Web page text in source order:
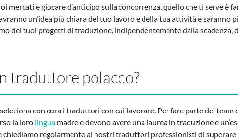
mercati e giocare d’anticipo sulla concorrenza, quello che ti serve è
un’idea più chiara del tuo lavoro e della tua attività e saranno
dei tuoi progetti di traduzione, indipendentemente dalla scadenza,
traduttore polacco?
seleziona con cura i traduttori con cui lavorare. Per fare parte del
la loro lingua madre e devono avere una laurea in traduzione e
chiediamo regolarmente ai nostri traduttori professionisti di superare